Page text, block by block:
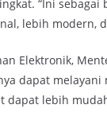
“Ini
lebih modern,
Elektronik,
dapat
dapat lebih